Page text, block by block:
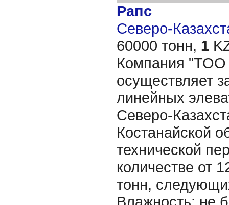
Рапс
Северо-
60000 тонн, 1
Компания "ТОО
осуществляет
линейных
Северо-
Костанайской
технической
количестве от
тонн,